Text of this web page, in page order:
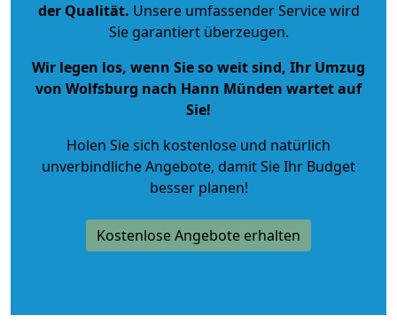
der Qualität. Unsere umfassender Service wird
Sie garantiert überzeugen.
Wir legen los, wenn Sie so weit sind, Ihr Umzug
von Wolfsburg nach Hann Münden wartet auf
Sie!
Holen Sie sich kostenlose und natürlich
unverbindliche Angebote, damit Sie Ihr Budget
besser planen!
Kostenlose Angebote erhalten